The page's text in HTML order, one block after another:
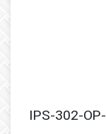
سنسور القایی قطر 12 تبریز پژوه IPS-302-OP-